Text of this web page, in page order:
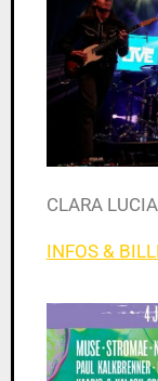
CLARA
INFOS &